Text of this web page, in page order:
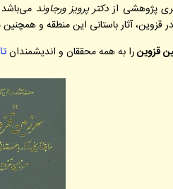
پژوهشی ازدکتر پرویز ورجاوند
آثار باستانی این منطقه و
قزوینرا به همه محققان و اندیشمندان